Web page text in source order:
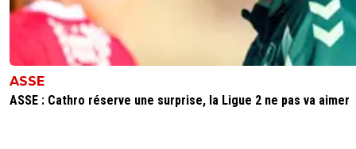
ASSE
ASSE : Cathro réserve une surprise, la Ligue 2 ne pas va aimer